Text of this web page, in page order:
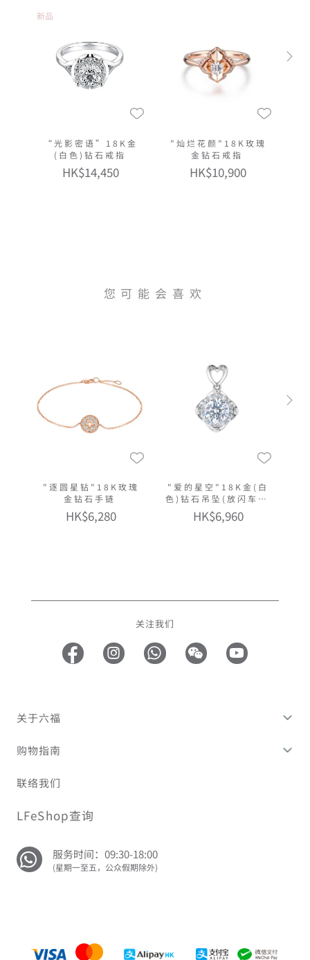
新品
“光影密语”18K金
(白色)钻石戒指
HK$14,450
"灿烂花颜"18K玫瑰
金钻石戒指
HK$10,900
您可能会喜欢
"逐圆星钻"18K玫瑰
金钻石手链
HK$6,280
"爱的星空"18K金(白
色)钻石吊坠(放闪车花
工艺)
HK$6,960
关注我们
关于六福
购物指南
联络我们
LFeShop查询
服务时间：09:30-18:00
(星期一至五，公众假期除外)